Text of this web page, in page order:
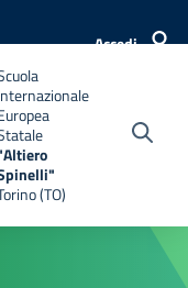
Accedi
(TO)